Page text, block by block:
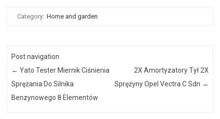
Category: Home and garden
Post navigation
← Yato Tester Miernik Ciśnienia
Sprężania Do Silnika
Benzynowego 8 Elementów
2X Amortyzatory Tył 2X
Sprężyny Opel Vectra C Sdn →